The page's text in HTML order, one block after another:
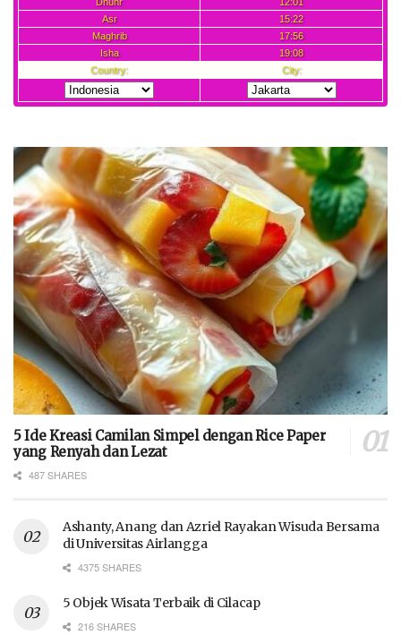
5 Ide Kreasi Camilan Simpel dengan Rice Paper
yang Renyah dan Lezat
487 SHARES
Ashanty, Anang dan Azriel Rayakan Wisuda Bersama
di Universitas Airlangga
4375 SHARES
5 Objek Wisata Terbaik di Cilacap
216 SHARES